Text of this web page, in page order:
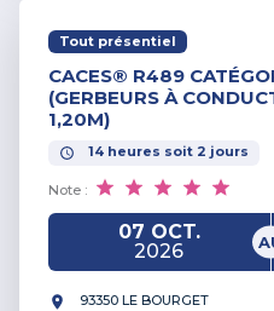
Tout présentiel
CACES® R489
(GERBEURS À
1,20M)
14 heures soit 2 jours
Note :
07 OCT.
2026
93350 LE BOURGET